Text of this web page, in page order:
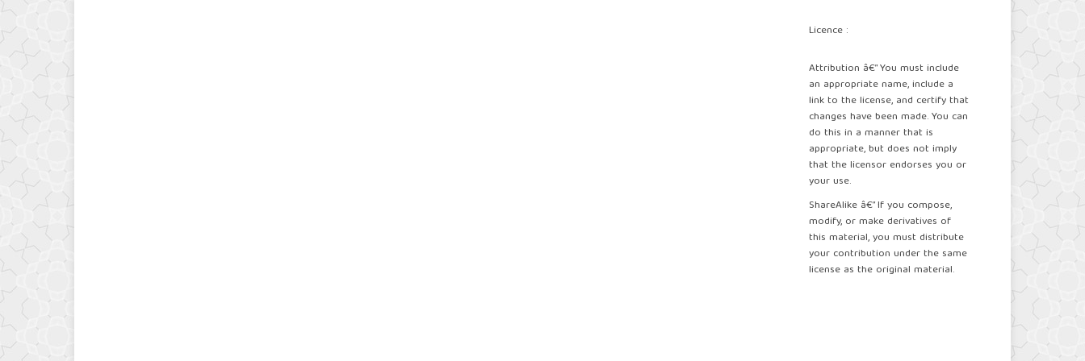
Licence :
Attribution â€” You must include
an appropriate name, include a
link to the license, and certify that
changes have been made. You can
do this in a manner that is
appropriate, but does not imply
that the licensor endorses you or
your use.
ShareAlike â€” If you compose,
modify, or make derivatives of
this material, you must distribute
your contribution under the same
license as the original material.